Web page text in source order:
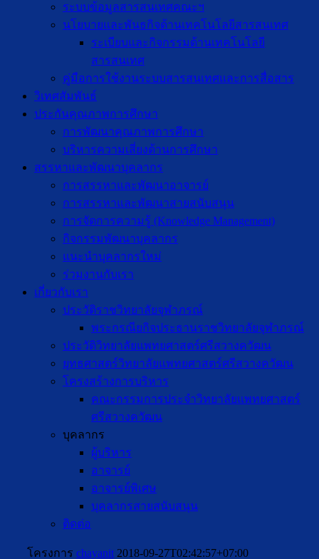
ระบบข้อมูลสารสนเทศคณะฯ
นโยบายและพันธกิจด้านเทคโนโลยีสารสนเทศ
ระเบียบและกิจกรรมด้านเทคโนโลยี
สารสนเทศ
คู่มือการใช้งานระบบสารสนเทศและการสื่อสาร
วิเทศสัมพันธ์
ประกันคุณภาพการศึกษา
การพัฒนาคุณภาพการศึกษา
บริหารความเสี่ยงด้านการศึกษา
สรรหาและพัฒนาบุคลากร
การสรรหาและพัฒนาอาจารย์
การสรรหาและพัฒนาสายสนับสนุน
การจัดการความรู้ (Knowledge Management)
กิจกรรมพัฒนาบุคลากร
แนะนำบุคลากรใหม่
ร่วมงานกับเรา
เกี่ยวกับเรา
ประวัติราชวิทยาลัยจุฬาภรณ์
พระกรณียกิจประธานราชวิทยาลัยจุฬาภรณ์
ประวัติวิทยาลัยแพทยศาสตร์ศรีสวางควัฒน
ยุทธศาสตร์วิทยาลัยแพทยศาสตร์ศรีสวางควัฒน
โครงสร้างการบริหาร
คณะกรรมการประจำวิทยาลัยแพทยศาสตร์
ศรีสวางควัฒน
บุคลากร
ผู้บริหาร
อาจารย์
อาจารย์พิเศษ
บุคลากรสายสนับสนุน
ติดต่อ
โครงการ chayanit 2018-09-27T02:42:57+07:00